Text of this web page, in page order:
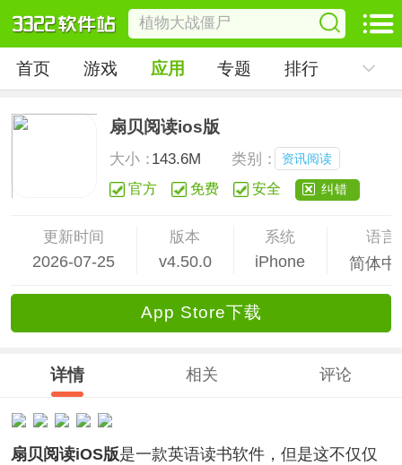
首页 游戏 应用 专题 排行
扇贝阅读ios版
大小：143.6M 类别： 资讯阅读
官方 免费 安全 纠错
更新时间
2026-07-25
版本
v4.50.0
系统
iPhone
语言
简体中
App Store下载
详情 相关 评论
扇贝阅读iOS版是一款英语读书软件，但是这不仅仅